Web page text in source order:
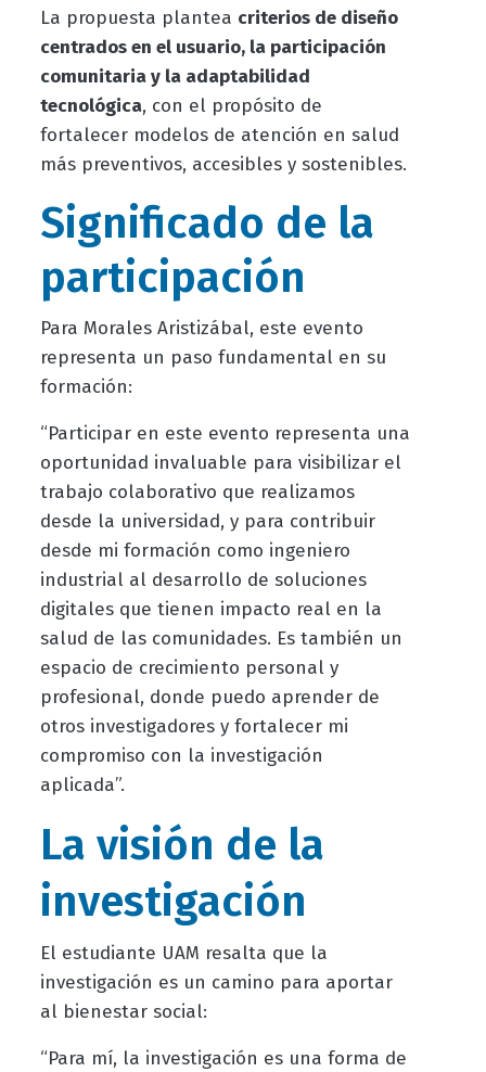
La propuesta plantea criterios de diseño
centrados en el usuario, la participación
comunitaria y la adaptabilidad
tecnológica, con el propósito de
fortalecer modelos de atención en salud
más preventivos, accesibles y sostenibles.
Significado de la
participación
Para Morales Aristizábal, este evento
representa un paso fundamental en su
formación:
“Participar en este evento representa una
oportunidad invaluable para visibilizar el
trabajo colaborativo que realizamos
desde la universidad, y para contribuir
desde mi formación como ingeniero
industrial al desarrollo de soluciones
digitales que tienen impacto real en la
salud de las comunidades. Es también un
espacio de crecimiento personal y
profesional, donde puedo aprender de
otros investigadores y fortalecer mi
compromiso con la investigación
aplicada”.
La visión de la
investigación
El estudiante UAM resalta que la
investigación es un camino para aportar
al bienestar social:
“Para mí, la investigación es una forma de